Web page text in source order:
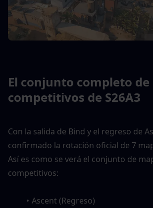
El conjunto completo de
competitivos de S26A3
Con la salida de Bind y el regreso de
confirmado la rotación oficial de 7
Así es como se verá el conjunto de
competitivos:
Ascent (Regreso)